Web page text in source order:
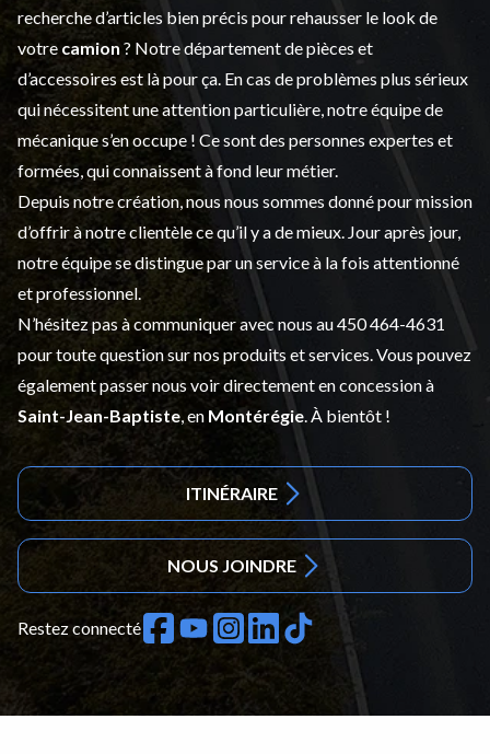
recherche d’articles bien précis pour rehausser le look de
votre camion ? Notre département depièces et
d’accessoiresest là pour ça. En cas de problèmes plus sérieux
qui nécessitent une attention particulière, notre équipe de
mécanique s’en occupe ! Ce sont des personnes expertes et
formées, qui connaissent à fond leur métier.
Depuis notre création, nous nous sommes donné pour mission
d’offrir à notre clientèle ce qu’il y a de mieux. Jour après jour,
notre équipe se distingue par un service à la fois attentionné
et professionnel.
N’hésitez pas à communiquer avec nous au450 464-4631
pour toute question sur nos produits et services. Vous pouvez
également passer nous voir directement en concession à
Saint-Jean-Baptiste , en Montérégie . À bientôt !
ITINÉRAIRE
NOUS JOINDRE
Restez connecté